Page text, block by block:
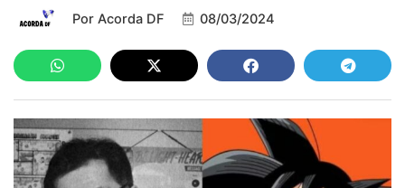
Por Acorda DF 08/03/2024